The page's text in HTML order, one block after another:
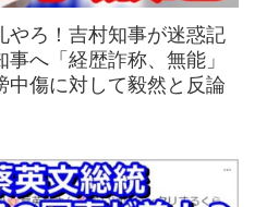
やろ！吉村知事が迷惑記
へ「経歴詐称、無能」
中傷に対して毅然と反論